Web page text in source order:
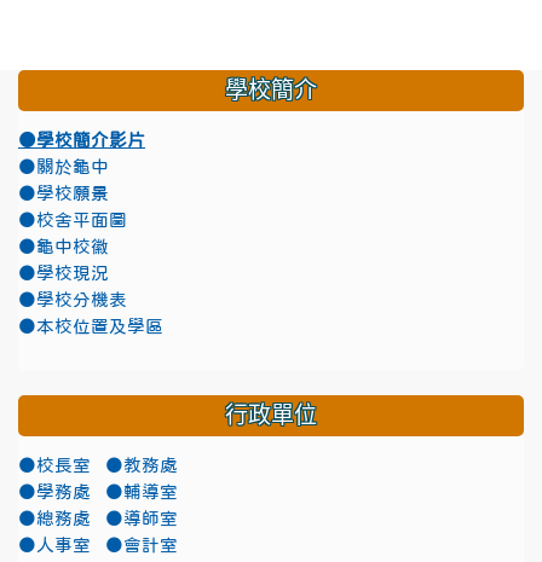
學校簡介
●學校簡介影片
●關於龜中
●學校願景
●校舍平面圖
●龜中校徽
●學校現況
●學校分機表
●本校位置及學區
行政單位
●校長室
●教務處
●學務處
●輔導室
●總務處
●導師室
●人事室
●會計室